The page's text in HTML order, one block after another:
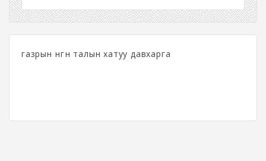
газрын өнгөн талын хатуу давхарга